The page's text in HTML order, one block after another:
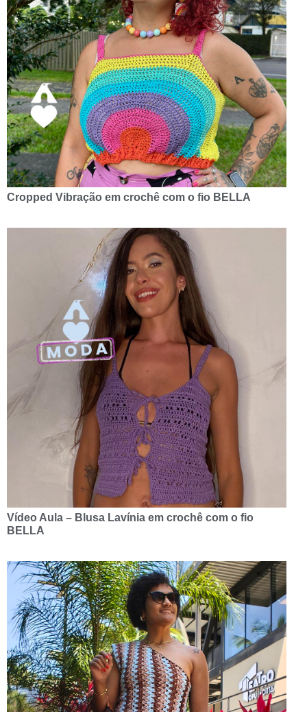
Cropped Vibração em crochê com o fio BELLA
Vídeo Aula – Blusa Lavínia em crochê com o fio
BELLA